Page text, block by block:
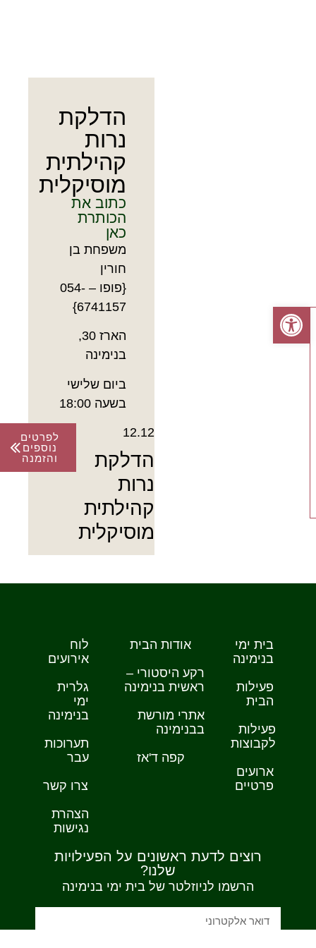
פתח סרגל נגישות
הדלקת
נרות
קהילתית
מוסיקלית
כתוב את
הכותרת
כאן
משפחת בן
חורין
{פופו – 054-
6741157}
הארז 30,
בנימינה
ביום שלישי
בשעה 18:00
12.12
הדלקת
נרות
קהילתית
מוסיקלית
לפרטים
נוספים
והזמנה
בית ימי
בנימינה
פעילות
הבית
פעילות
לקבוצות
ארועים
פרטיים
אודות הבית
רקע היסטורי –
ראשית בנימינה
אתרי מורשת
בבנימינה
קפה ד'אז
לוח
אירועים
גלרית
ימי
בנימינה
תערוכות
עבר
צרו קשר
הצהרת
נגישות
רוצים לדעת ראשונים על הפעילויות
שלנו?
הרשמו לניוזלטר של בית ימי בנימינה